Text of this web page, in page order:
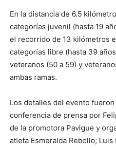
En la distancia de 6.5
categorías juvenil (hasta 19
el recorrido de 13 kilómetros
categorías libre (hasta 39
veteranos (50 a 59) y
ambas ramas.
Los detalles del evento
conferencia de prensa por
de la promotora Pavigue y
atleta Esmeralda Rebollo;